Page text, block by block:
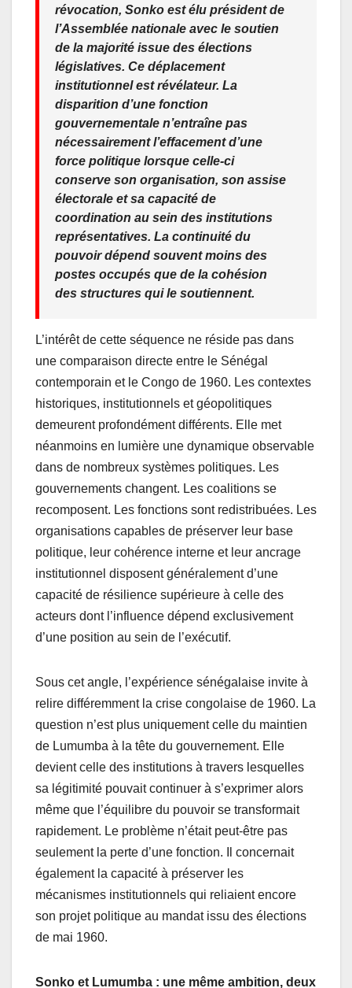
révocation, Sonko est élu président de
l’Assemblée nationale avec le soutien
de la majorité issue des élections
législatives. Ce déplacement
institutionnel est révélateur. La
disparition d’une fonction
gouvernementale n’entraîne pas
nécessairement l’effacement d’une
force politique lorsque celle-ci
conserve son organisation, son assise
électorale et sa capacité de
coordination au sein des institutions
représentatives. La continuité du
pouvoir dépend souvent moins des
postes occupés que de la cohésion
des structures qui le soutiennent.
L’intérêt de cette séquence ne réside pas dans
une comparaison directe entre le Sénégal
contemporain et le Congo de 1960. Les contextes
historiques, institutionnels et géopolitiques
demeurent profondément différents. Elle met
néanmoins en lumière une dynamique observable
dans de nombreux systèmes politiques. Les
gouvernements changent. Les coalitions se
recomposent. Les fonctions sont redistribuées. Les
organisations capables de préserver leur base
politique, leur cohérence interne et leur ancrage
institutionnel disposent généralement d’une
capacité de résilience supérieure à celle des
acteurs dont l’influence dépend exclusivement
d’une position au sein de l’exécutif.
Sous cet angle, l’expérience sénégalaise invite à
relire différemment la crise congolaise de 1960. La
question n’est plus uniquement celle du maintien
de Lumumba à la tête du gouvernement. Elle
devient celle des institutions à travers lesquelles
sa légitimité pouvait continuer à s’exprimer alors
même que l’équilibre du pouvoir se transformait
rapidement. Le problème n’était peut-être pas
seulement la perte d’une fonction. Il concernait
également la capacité à préserver les
mécanismes institutionnels qui reliaient encore
son projet politique au mandat issu des élections
de mai 1960.
Sonko et Lumumba : une même ambition, deux